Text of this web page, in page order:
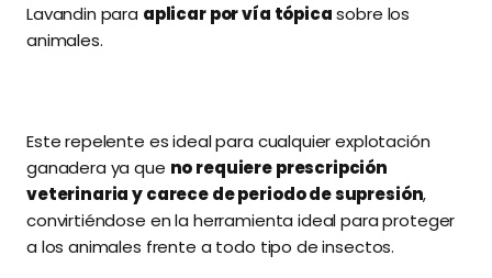
Lavandin para aplicar por vía tópicasobre los
animales.
Este repelente es ideal para cualquier explotación
ganadera ya que no requiere prescripción
veterinaria y carece de periodo de supresión,
convirtiéndose en la herramienta ideal para proteger
a los animales frente a todo tipo de insectos.